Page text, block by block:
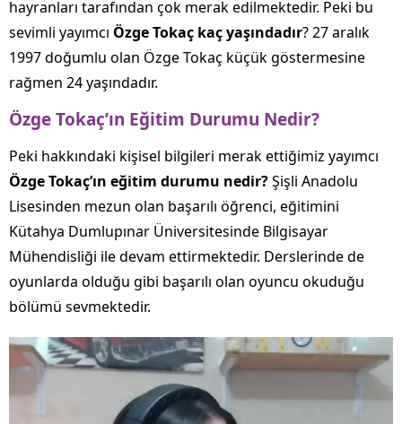
hayranları tarafından çok merak edilmektedir. Peki bu
sevimli yayımcı Özge Tokaç kaç yaşındadır? 27 aralık
1997 doğumlu olan Özge Tokaç küçük göstermesine
rağmen 24 yaşındadır.
Özge Tokaç’ın Eğitim Durumu Nedir?
Peki hakkındaki kişisel bilgileri merak ettiğimiz yayımcı
Özge Tokaç’ın eğitim durumu nedir?Şişli Anadolu
Lisesinden mezun olan başarılı öğrenci, eğitimini
Kütahya Dumlupınar Üniversitesinde Bilgisayar
Mühendisliği ile devam ettirmektedir. Derslerinde de
oyunlarda olduğu gibi başarılı olan oyuncu okuduğu
bölümü sevmektedir.